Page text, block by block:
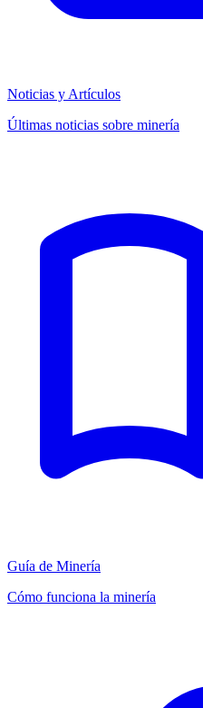
Noticias y Artículos
Últimas noticias sobre minería
Guía de Minería
Cómo funciona la minería